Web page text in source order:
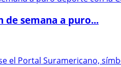
semana a puro...